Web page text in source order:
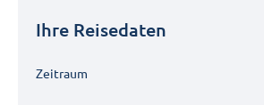
Ihre Reisedaten
Zeitraum